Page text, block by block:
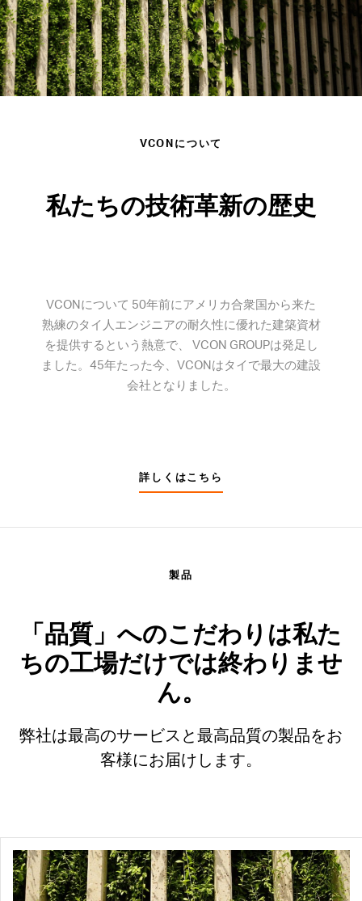
VCONについて
私たちの技術革新の歴史
VCONについて 50年前にアメリカ合衆国から来た
熟練のタイ人エンジニアの耐久性に優れた建築資材
を提供するという熱意で、 VCON GROUPは発足し
ました。45年たった今、VCONはタイで最大の建設
会社となりました。
詳しくはこちら
製品
「品質」へのこだわりは私た
ちの工場だけでは終わりませ
ん。
弊社は最高のサービスと最高品質の製品をお
客様にお届けします。